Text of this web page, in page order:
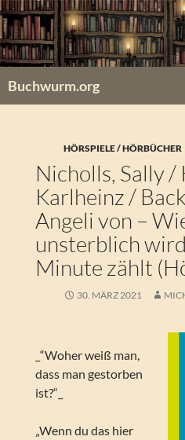
Zum
Inhalt
springen
Buchwurm.org
HÖRSPIELE / HÖRBÜCHER
Nicholls, Sally /
Karlheinz /
Angeli von –
unsterblich
Minute zählt
30. MÄRZ 2021
_“Woher weiß man,
dass man gestorben
ist?“_
„Wenn du das hier